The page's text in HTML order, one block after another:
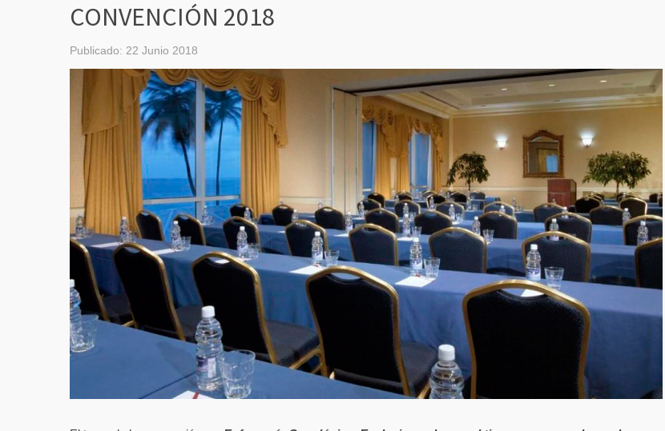
CONVENCIÓN 2018
Publicado: 22 Junio 2018